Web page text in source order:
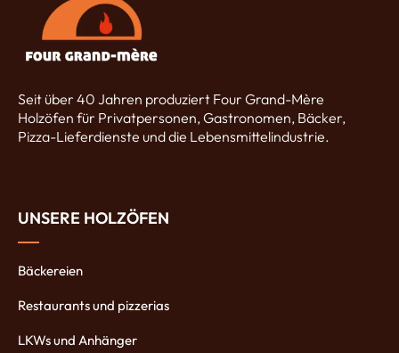
Seit über 40 Jahren produziert Four Grand-Mère
Holzöfen für Privatpersonen, Gastronomen, Bäcker,
Pizza-Lieferdienste und die Lebensmittelindustrie.
UNSERE HOLZÖFEN
Bäckereien
Restaurants und pizzerias
LKWs und Anhänger